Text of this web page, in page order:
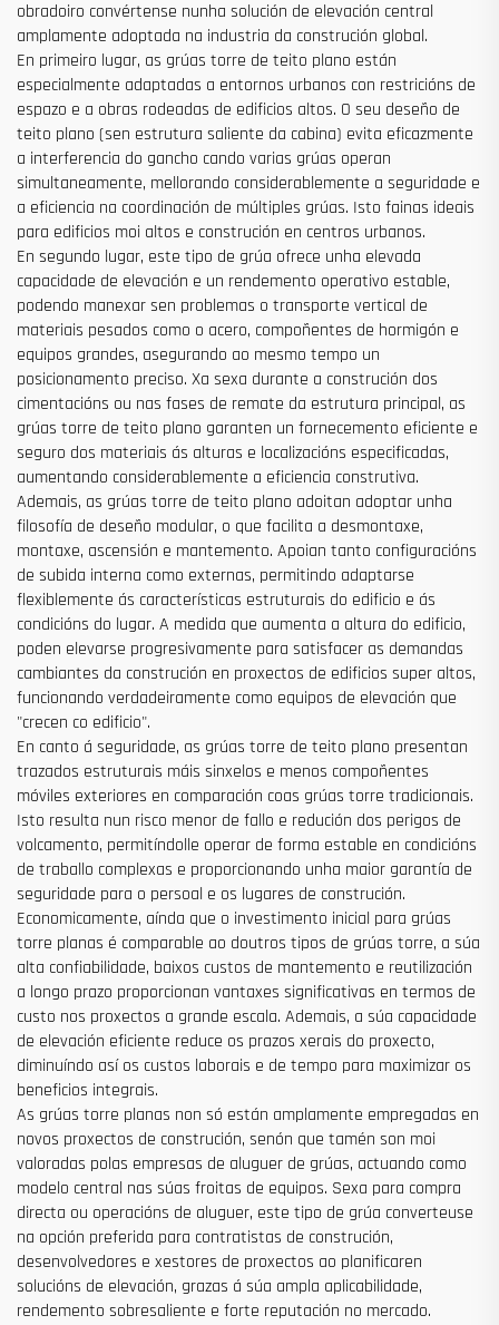
obradoiro convértense nunha solución de elevación central
amplamente adoptada na industria da construción global.
En primeiro lugar, as grúas torre de teito plano están
especialmente adaptadas a entornos urbanos con restricións de
espazo e a obras rodeadas de edificios altos. O seu deseño de
teito plano (sen estrutura saliente da cabina) evita eficazmente
a interferencia do gancho cando varias grúas operan
simultaneamente, mellorando considerablemente a seguridade e
a eficiencia na coordinación de múltiples grúas. Isto fainas ideais
para edificios moi altos e construción en centros urbanos.
En segundo lugar, este tipo de grúa ofrece unha elevada
capacidade de elevación e un rendemento operativo estable,
podendo manexar sen problemas o transporte vertical de
materiais pesados como o acero, compoñentes de hormigón e
equipos grandes, asegurando ao mesmo tempo un
posicionamento preciso. Xa sexa durante a construción dos
cimentacións ou nas fases de remate da estrutura principal, as
grúas torre de teito plano garanten un fornecemento eficiente e
seguro dos materiais ás alturas e localizacións especificadas,
aumentando considerablemente a eficiencia construtiva.
Ademais, as grúas torre de teito plano adoitan adoptar unha
filosofía de deseño modular, o que facilita a desmontaxe,
montaxe, ascensión e mantemento. Apoian tanto configuracións
de subida interna como externas, permitindo adaptarse
flexiblemente ás características estruturais do edificio e ás
condicións do lugar. A medida que aumenta a altura do edificio,
poden elevarse progresivamente para satisfacer as demandas
cambiantes da construción en proxectos de edificios super altos,
funcionando verdadeiramente como equipos de elevación que
"crecen co edificio".
En canto á seguridade, as grúas torre de teito plano presentan
trazados estruturais máis sinxelos e menos compoñentes
móviles exteriores en comparación coas grúas torre tradicionais.
Isto resulta nun risco menor de fallo e redución dos perigos de
volcamento, permitíndolle operar de forma estable en condicións
de traballo complexas e proporcionando unha maior garantía de
seguridade para o persoal e os lugares de construción.
Economicamente, aínda que o investimento inicial para grúas
torre planas é comparable ao doutros tipos de grúas torre, a súa
alta confiabilidade, baixos custos de mantemento e reutilización
a longo prazo proporcionan vantaxes significativas en termos de
custo nos proxectos a grande escala. Ademais, a súa capacidade
de elevación eficiente reduce os prazos xerais do proxecto,
diminuíndo así os custos laborais e de tempo para maximizar os
beneficios integrais.
As grúas torre planas non só están amplamente empregadas en
novos proxectos de construción, senón que tamén son moi
valoradas polas empresas de aluguer de grúas, actuando como
modelo central nas súas froitas de equipos. Sexa para compra
directa ou operacións de aluguer, este tipo de grúa converteuse
na opción preferida para contratistas de construción,
desenvolvedores e xestores de proxectos ao planificaren
solucións de elevación, grazas á súa ampla aplicabilidade,
rendemento sobresaliente e forte reputación no mercado.